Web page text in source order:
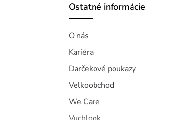
Ostatné informácie
O nás
Kariéra
Darčekové poukazy
Velkoobchod
We Care